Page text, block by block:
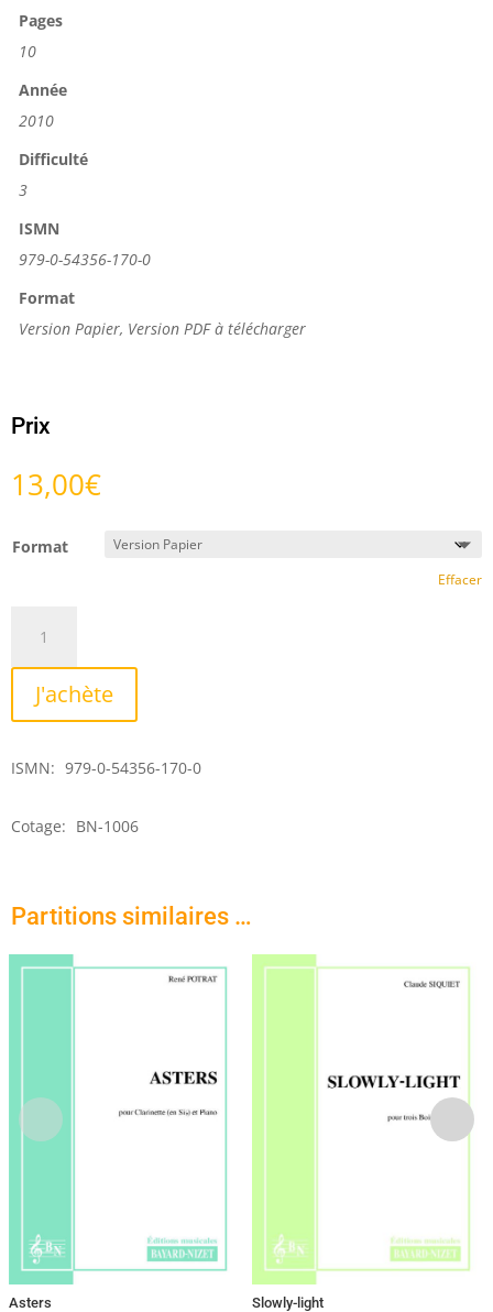
Pages
10
Année
2010
Difficulté
3
ISMN
979-0-54356-170-0
Format
Version Papier, Version PDF à télécharger
Prix
13,00€
Format
Effacer
Elodamia
(opus
37)
J'achète
ISMN: 979-0-54356-170-0
Cotage: BN-1006
Partitions similaires …
Asters Slowly-light